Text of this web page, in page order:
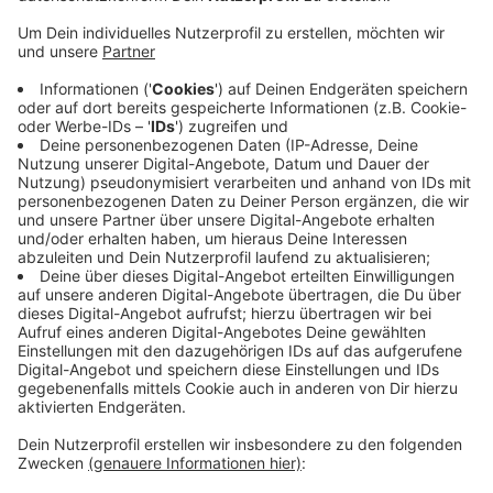
Anzeige
Seit einigen Jahren versammeln sich die Omas gegen
Rechts an diesem Tag an der Treppe am Königshof
und schreiben in vielen verschiedenen Sprachen das
Wort "Frieden" auf die Steine. In diesem Jahr soll die
Aktion auch das fünfjährige Bestehen der Omas gegen
Rechts im Kreis Mettmann markieren. Die Gruppe
engagiert sich unter anderem mit Demonstrationen
und weiteren Aktionen gegen Rechtsextremismus und
für Toleranz.
Anzeige